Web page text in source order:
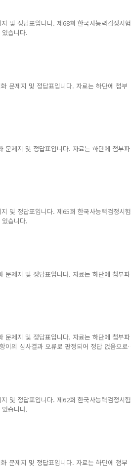
및 정답표입니다. 제68회 한국사능력검정시험
습니다.
문제지 및 정답표입니다. 자료는 하단에 첨부
문제지 및 정답표입니다. 자료는 하단에 첨부파
및 정답표입니다. 제65회 한국사능력검정시험
습니다.
문제지 및 정답표입니다. 자료는 하단에 첨부파
문제지 및 정답표입니다. 자료는 하단에 첨부파
이의 심사결과 오류로 판정되어 정답 없음으로
다.
및 정답표입니다. 제62회 한국사능력검정시험
습니다.
문제지 및 정답표입니다. 자료는 하단에 첨부